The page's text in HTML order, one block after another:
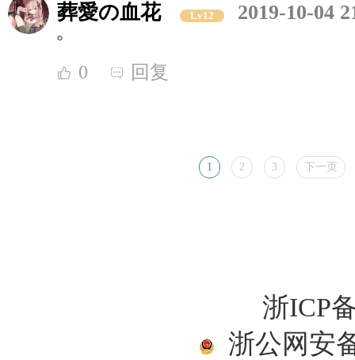
葬愛の血花 Lv12
2019-10-04
。
0 回复
1 2 3 下一页
浙ICP
浙公网安